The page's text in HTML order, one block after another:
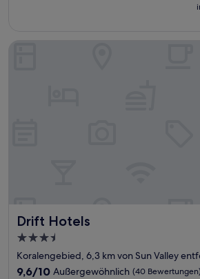
Drift Hotels
Drift Hotels
3.5-
Sterne-
Unterkunft
Koralengebied, 6,3 km von Sun Valley
9.6
9,6/10 Außergewöhnlich (40 Bewertungen)
Drift Hotels